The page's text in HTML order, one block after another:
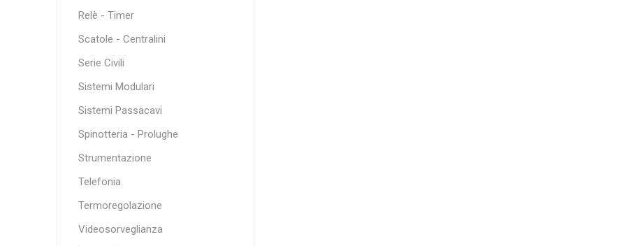
Relè - Timer
Scatole - Centralini
Serie Civili
Sistemi Modulari
Sistemi Passacavi
Spinotteria - Prolughe
Strumentazione
Telefonia
Termoregolazione
Videosorveglianza